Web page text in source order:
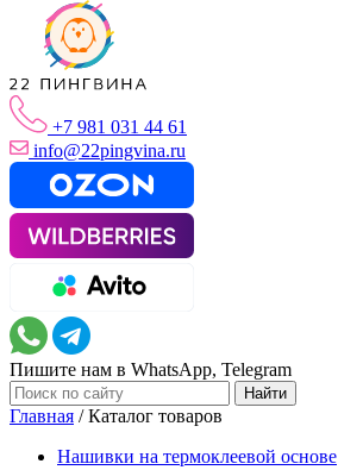
+7 981 031 44 61
info@22pingvina.ru
Пишите нам в WhatsApp, Telegram
Главная /Каталог товаров
Нашивки на термоклеевой основе